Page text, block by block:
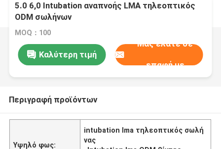
5.0 6,0 Intubation αναπνοής LMA τηλεοπτικός
ODM σωλήνων
MOQ：100
Καλύτερη τιμή
Μας ελάτε σε
επαφή με
Περιγραφή προϊόντων
Υψηλό φως:
intubation lma τηλεοπτικός σωλή
νας